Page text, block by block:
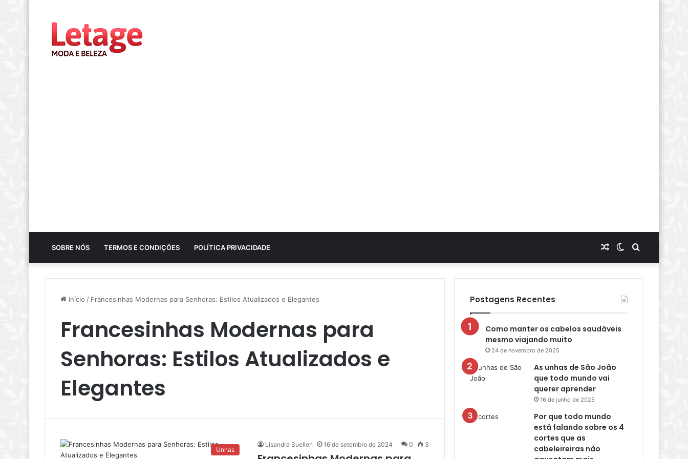
SOBRE NÓS TERMOS E CONDIÇÕES POLÍTICA PRIVACIDADE Procurar
por
Switch
skin
Artigo
aleatório
Início / Francesinhas Modernas para Senhoras: Estilos Atualizados e Elegantes
Francesinhas Modernas para
Senhoras: Estilos Atualizados e
Elegantes
Unhas
Lisandra Suellen 16 de setembro de 2024 0 3
Postagens Recentes
Como manter os cabelos saudáveis
mesmo viajando muito
24 de novembro de 2025
As unhas de São João
que todo mundo vai
querer aprender
16 de junho de 2025
Por que todo mundo
está falando sobre os 4
cortes que as
cabeleireiras não